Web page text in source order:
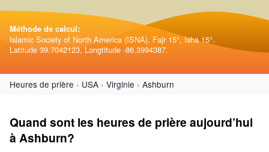
Méthode de calcul:
Islamic Society of North America (ISNA). Fajr 15°, Isha 15°.
Latitude 39.7042123, Longtitude -86.3994387.
Heures de prière USA Virginie Ashburn
Quand sont les heures de prière aujourd’hui
à Ashburn?